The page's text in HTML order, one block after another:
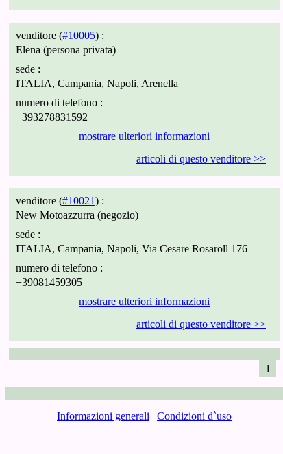
venditore (#10005) :
Elena (persona privata)
sede :
ITALIA, Campania, Napoli, Arenella
numero di telefono :
+393278831592
mostrare ulteriori informazioni
articoli di questo venditore >>
venditore (#10021) :
New Motoazzurra (negozio)
sede :
ITALIA, Campania, Napoli, Via Cesare Rosaroll 176
numero di telefono :
+39081459305
mostrare ulteriori informazioni
articoli di questo venditore >>
1
Informazioni generali | Condizioni d`uso